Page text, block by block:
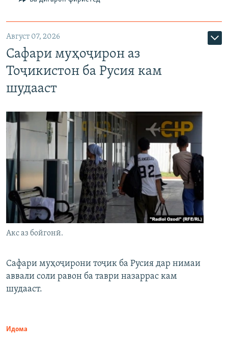
Август 07, 2026
Сафари муҳоҷирон аз
Тоҷикистон ба Русия кам
шудааст
Акс аз бойгонӣ.
Сафари муҳоҷирони тоҷик ба Русия дар нимаи
аввали соли равон ба таври назаррас кам
шудааст.
Идома